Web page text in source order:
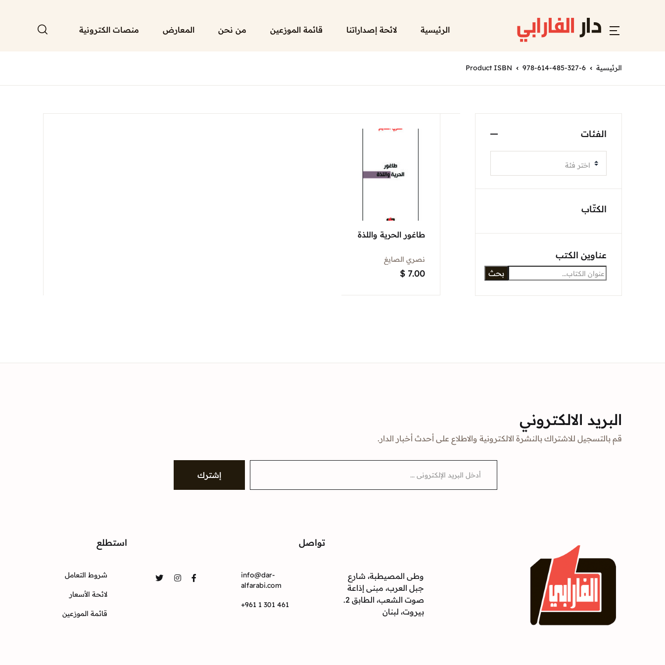
الرئيسية لائحة إصداراتنا قائمة الموزعين من نحن المعارض منصات الكترونية
الرئيسية Product ISBN 978-614-485-327-6
طاغور الحرية واللذة
نصري الصايغ
$ 7.00
الفئات
اختر فئة
الكتّاب
عناوين الكتب
بحث
البريد الالكتروني
قم بالتسجيل للاشتراك بالنشرة الالكترونية والاطلاع على أحدث أخبار الدار.
i
إشترك
وطى المصيطبة، شارع
جبل العرب، مبنى إذاعة
صوت الشعب، الطابق 2.
بيروت، لبنان
تواصل
info@dar-
alfarabi.com
+961 1 301 461
Facebook
Instagram
Twitter
استطلع
شروط التعامل
لائحة الأسعار
قائمة الموزعين